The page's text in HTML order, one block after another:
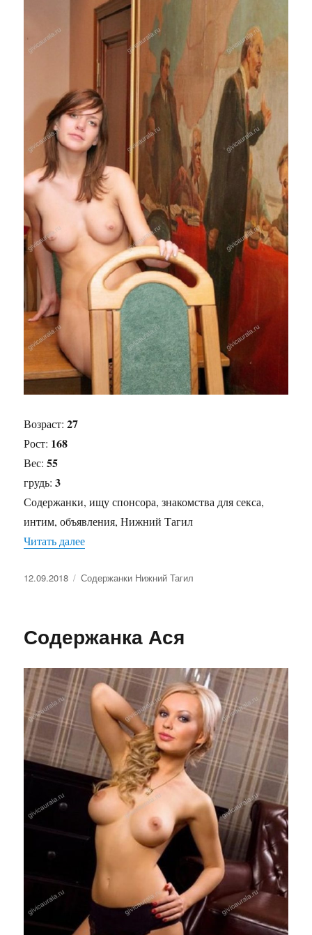
Возраст:27
Рост: 168
Вес:55
грудь:3
Содержанки, ищу спонсора, знакомства для секса,
интим, объявления, Нижний Тагил
Читать далее
Опубликовано
12.09.2018 Рубрики
Содержанки Нижний Тагил
Содержанка Ася